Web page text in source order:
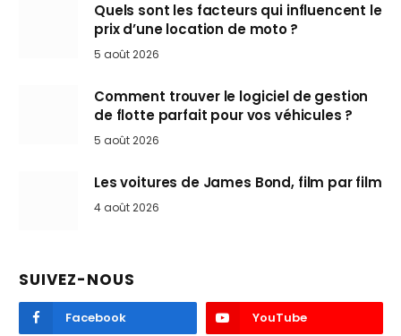
Quels sont les facteurs qui influencent le
prix d’une location de moto ?
5 août 2026
Comment trouver le logiciel de gestion
de flotte parfait pour vos véhicules ?
5 août 2026
Les voitures de James Bond, film par film
4 août 2026
SUIVEZ-NOUS
Facebook YouTube